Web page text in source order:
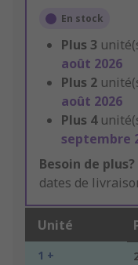
En stock
Plus 3
août 2026
Plus 2
août 2026
Plus 4
septembre
Besoin de plus?
dates de
Unité
1 +